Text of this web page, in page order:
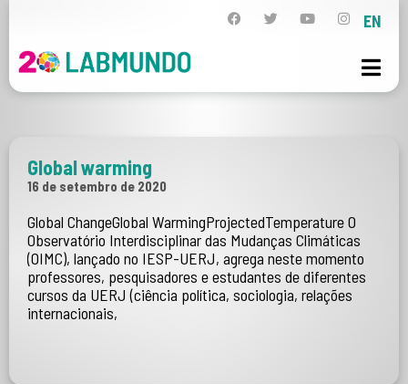
EN
Global warming
16 de setembro de 2020
Global ChangeGlobal WarmingProjectedTemperature O
Observatório Interdisciplinar das Mudanças Climáticas
(OIMC), lançado no IESP-UERJ, agrega neste momento
professores, pesquisadores e estudantes de diferentes
cursos da UERJ (ciência política, sociologia, relações
internacionais,